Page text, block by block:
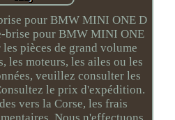
pour BMW MINI ONE D
brise pour BMW MINI ONE
pièces de grand volume
les moteurs, les ailes ou les
veuillez consulter les
le prix d'expédition.
vers la Corse, les frais